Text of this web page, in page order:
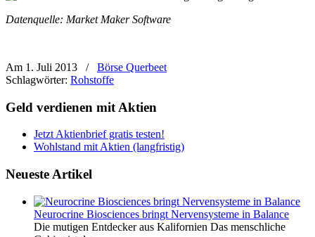
Datenquelle: Market Maker Software
Am 1. Juli 2013 /
Börse Querbeet
Schlagwörter: Rohstoffe
Geld verdienen mit Aktien
Jetzt Aktienbrief gratis testen!
Wohlstand mit Aktien (langfristig)
Neueste Artikel
Neurocrine Biosciences bringt Nervensysteme in Balance
Die mutigen Entdecker aus Kalifornien Das menschliche